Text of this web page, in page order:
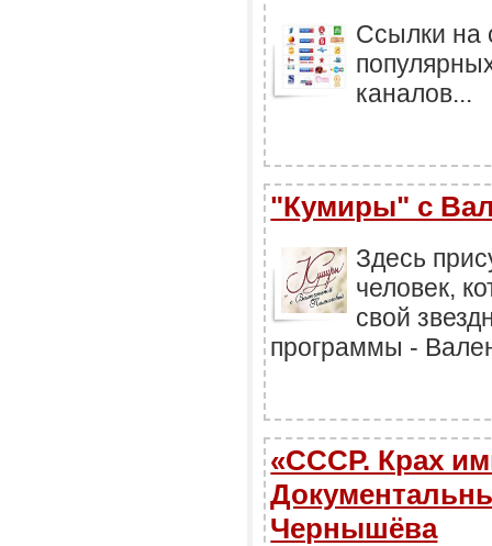
Ссылки на
каналов...
"Кумиры" с
Здесь
человек,
свой
программы -
«СССР. Крах
Чернышёва